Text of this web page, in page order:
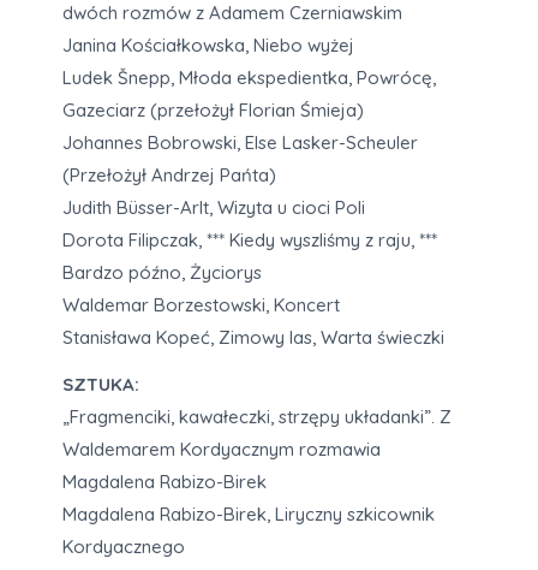
dwóch rozmów z Adamem Czerniawskim
Janina Kościałkowska, Niebo wyżej
Ludek Šnepp, Młoda ekspedientka, Powrócę,
Gazeciarz (przełożył Florian Śmieja)
Johannes Bobrowski, Else Lasker-Scheuler
(Przełożył Andrzej Pańta)
Judith Büsser-Arlt, Wizyta u cioci Poli
Dorota Filipczak, *** Kiedy wyszliśmy z raju, ***
Bardzo późno, Życiorys
Waldemar Borzestowski, Koncert
Stanisława Kopeć, Zimowy las, Warta świeczki
SZTUKA:
„Fragmenciki, kawałeczki, strzępy układanki”. Z
Waldemarem Kordyacznym rozmawia
Magdalena Rabizo-Birek
Magdalena Rabizo-Birek, Liryczny szkicownik
Kordyacznego